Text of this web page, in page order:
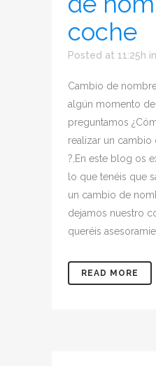
coche
Posted at 11:25h in
Cambio de
algún momento
preguntamos
realizar un
?,En este blog os
lo que tenéis que
un cambio de
dejamos nuestro
queréis
READ MORE